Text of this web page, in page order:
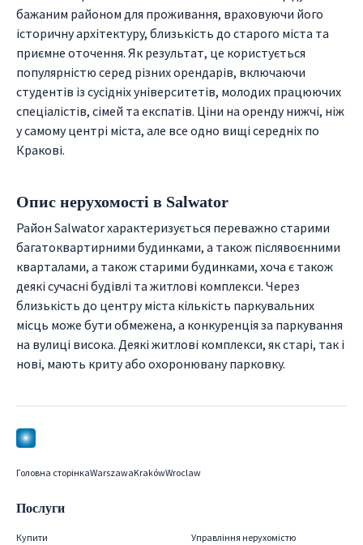
бажаним районом для проживання, враховуючи його
історичну архітектуру, близькість до старого міста та
приємне оточення. Як результат, це користується
популярністю серед різних орендарів, включаючи
студентів із сусідніх університетів, молодих працюючих
спеціалістів, сімей та експатів. Ціни на оренду нижчі, ніж
у самому центрі міста, але все одно вищі середніх по
Кракові.
Опис нерухомості в Salwator
Район Salwator характеризується переважно старими
багатоквартирними будинками, а також післявоєнними
кварталами, а також старими будинками, хоча є також
деякі сучасні будівлі та житлові комплекси. Через
близькість до центру міста кількість паркувальних
місць може бути обмежена, а конкуренція за паркування
на вулиці висока. Деякі житлові комплекси, як старі, так і
нові, мають криту або охоронювану парковку.
Головна сторінкаWarszawaKrakówWroclaw
Послуги
Купити
Управління нерухомістю